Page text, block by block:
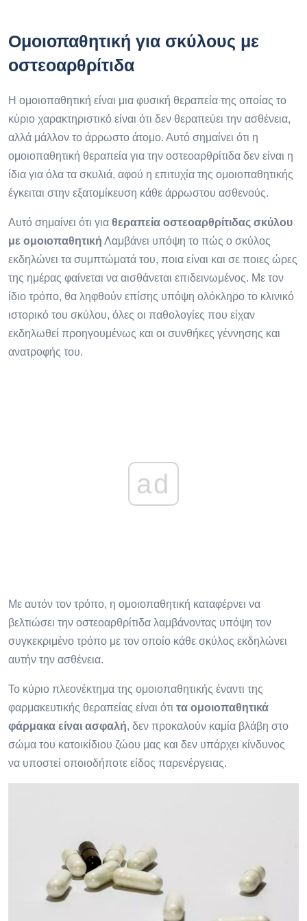
Ομοιοπαθητική για σκύλους με
οστεοαρθρίτιδα
Η ομοιοπαθητική είναι μια φυσική θεραπεία της οποίας το
κύριο χαρακτηριστικό είναι ότι δεν θεραπεύει την ασθένεια,
αλλά μάλλον το άρρωστο άτομο. Αυτό σημαίνει ότι η
ομοιοπαθητική θεραπεία για την οστεοαρθρίτιδα δεν είναι η
ίδια για όλα τα σκυλιά, αφού η επιτυχία της ομοιοπαθητικής
έγκειται στην εξατομίκευση κάθε άρρωστου ασθενούς.
Αυτό σημαίνει ότι για θεραπεία οστεοαρθρίτιδας σκύλου
με ομοιοπαθητική Λαμβάνει υπόψη το πώς ο σκύλος
εκδηλώνει τα συμπτώματά του, ποια είναι και σε ποιες ώρες
της ημέρας φαίνεται να αισθάνεται επιδεινωμένος. Με τον
ίδιο τρόπο, θα ληφθούν επίσης υπόψη ολόκληρο το κλινικό
ιστορικό του σκύλου, όλες οι παθολογίες που είχαν
εκδηλωθεί προηγουμένως και οι συνθήκες γέννησης και
ανατροφής του.
ad
Με αυτόν τον τρόπο, η ομοιοπαθητική καταφέρνει να
βελτιώσει την οστεοαρθρίτιδα λαμβάνοντας υπόψη τον
συγκεκριμένο τρόπο με τον οποίο κάθε σκύλος εκδηλώνει
αυτήν την ασθένεια.
Το κύριο πλεονέκτημα της ομοιοπαθητικής έναντι της
φαρμακευτικής θεραπείας είναι ότι τα ομοιοπαθητικά
φάρμακα είναι ασφαλή, δεν προκαλούν καμία βλάβη στο
σώμα του κατοικίδιου ζώου μας και δεν υπάρχει κίνδυνος
να υποστεί οποιοδήποτε είδος παρενέργειας.